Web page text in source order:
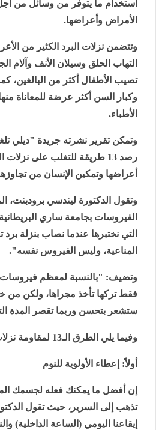
استخدام ما يتوفر من وسائل من
الأمراض وأعراضها.
وتتضمن نزلات البرد الكثير من
التهاب الحلق وسيلان الأنف وآلام
تصيب الأطفال أكثر من البالغين،
وكبار السن أكثر عرضة للمعاناة
الأطباء.
وتمكن تقرير نشرته جريدة "ديلي
رصد 13 طريقة للتغلب على
أعراضها وتمكين الإنسان من
وتقول الدكتورة ليندسي برودبنت،
الفيروسات بجامعة ساري
التي نختبرها عندما نصاب بنزلة برد
المناعية، وليس الفيروس نفسه".
وتضيف: "بالنسبة لمعظم فيروسات
فقط تركها تأخذ مجراها، ولكن من
ستشعر بتحسن وربما تقصر المدة
وفيما يلي الطرق الـ13 لمقاومة نزلات البرد والتغلب عليها:
أولاً: إعطاء الأولوية للنوم
إن أفضل ما يمكنك فعله لجسمك
تذهب إلى السرير، حيث تقول
إيقاعنا اليومي (الساعة الداخلية)